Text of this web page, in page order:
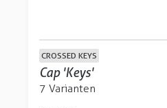
CROSSED KEYS
Cap 'Keys'
7 Varianten